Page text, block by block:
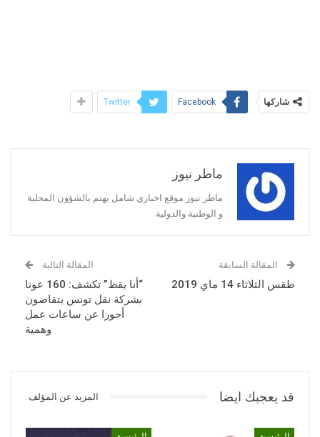
شاركها Facebook
Twitter
ماطر نيوز
ماطر نيوز موقع اخباري شامل يهتم بالشؤون المحلية
و الوطنية والدولية
المقالة السابقة
طقس الثلاثاء 14 ماي 2019
المقالة التالية
“أنا يقظ” تكشف: 160 عونا
بشركة نقل تونس يتقاضون
أجورا عن ساعات عمل
وهمية
قد يعجبك ايضا المزيد عن المؤلف